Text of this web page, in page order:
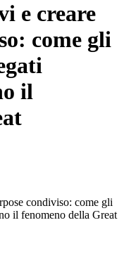
e creare
come gli
il
condiviso: come gli
il fenomeno della Great